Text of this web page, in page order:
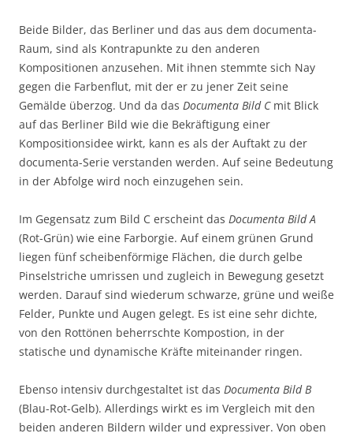
Beide Bilder, das Berliner und das aus dem documenta-
Raum, sind als Kontrapunkte zu den anderen
Kompositionen anzusehen. Mit ihnen stemmte sich Nay
gegen die Farbenflut, mit der er zu jener Zeit seine
Gemälde überzog. Und da das Documenta Bild Cmit Blick
auf das Berliner Bild wie die Bekräftigung einer
Kompositionsidee wirkt, kann es als der Auftakt zu der
documenta-Serie verstanden werden. Auf seine Bedeutung
in der Abfolge wird noch einzugehen sein.
Im Gegensatz zum Bild C erscheint das Documenta Bild A
(Rot-Grün) wie eine Farborgie. Auf einem grünen Grund
liegen fünf scheibenförmige Flächen, die durch gelbe
Pinselstriche umrissen und zugleich in Bewegung gesetzt
werden. Darauf sind wiederum schwarze, grüne und weiße
Felder, Punkte und Augen gelegt. Es ist eine sehr dichte,
von den Rottönen beherrschte Kompostion, in der
statische und dynamische Kräfte miteinander ringen.
Ebenso intensiv durchgestaltet ist das Documenta Bild B
(Blau-Rot-Gelb). Allerdings wirkt es im Vergleich mit den
beiden anderen Bildern wilder und expressiver. Von oben